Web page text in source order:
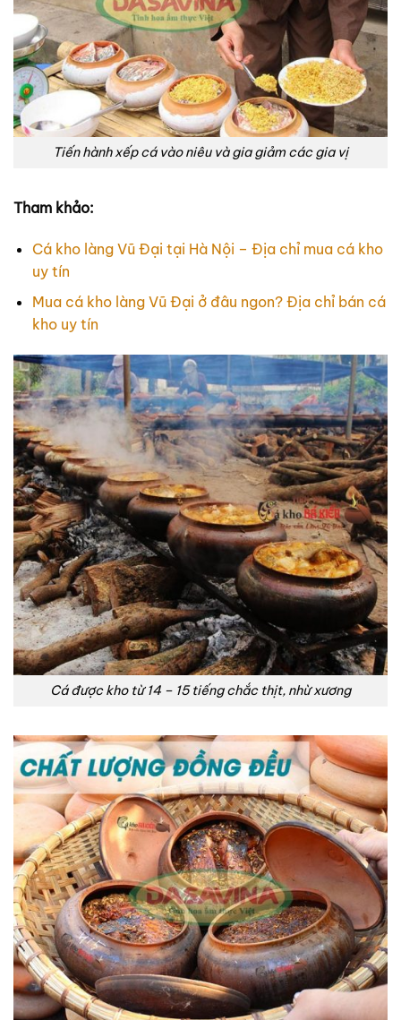
Tiến hành xếp cá vào niêu và gia giảm các gia vị
Tham khảo:
Cá kho làng Vũ Đại tại Hà Nội – Địa chỉ mua cá kho
uy tín
Mua cá kho làng Vũ Đại ở đâu ngon? Địa chỉ bán cá
kho uy tín
Cá được kho từ 14 – 15 tiếng chắc thịt, nhừ xương